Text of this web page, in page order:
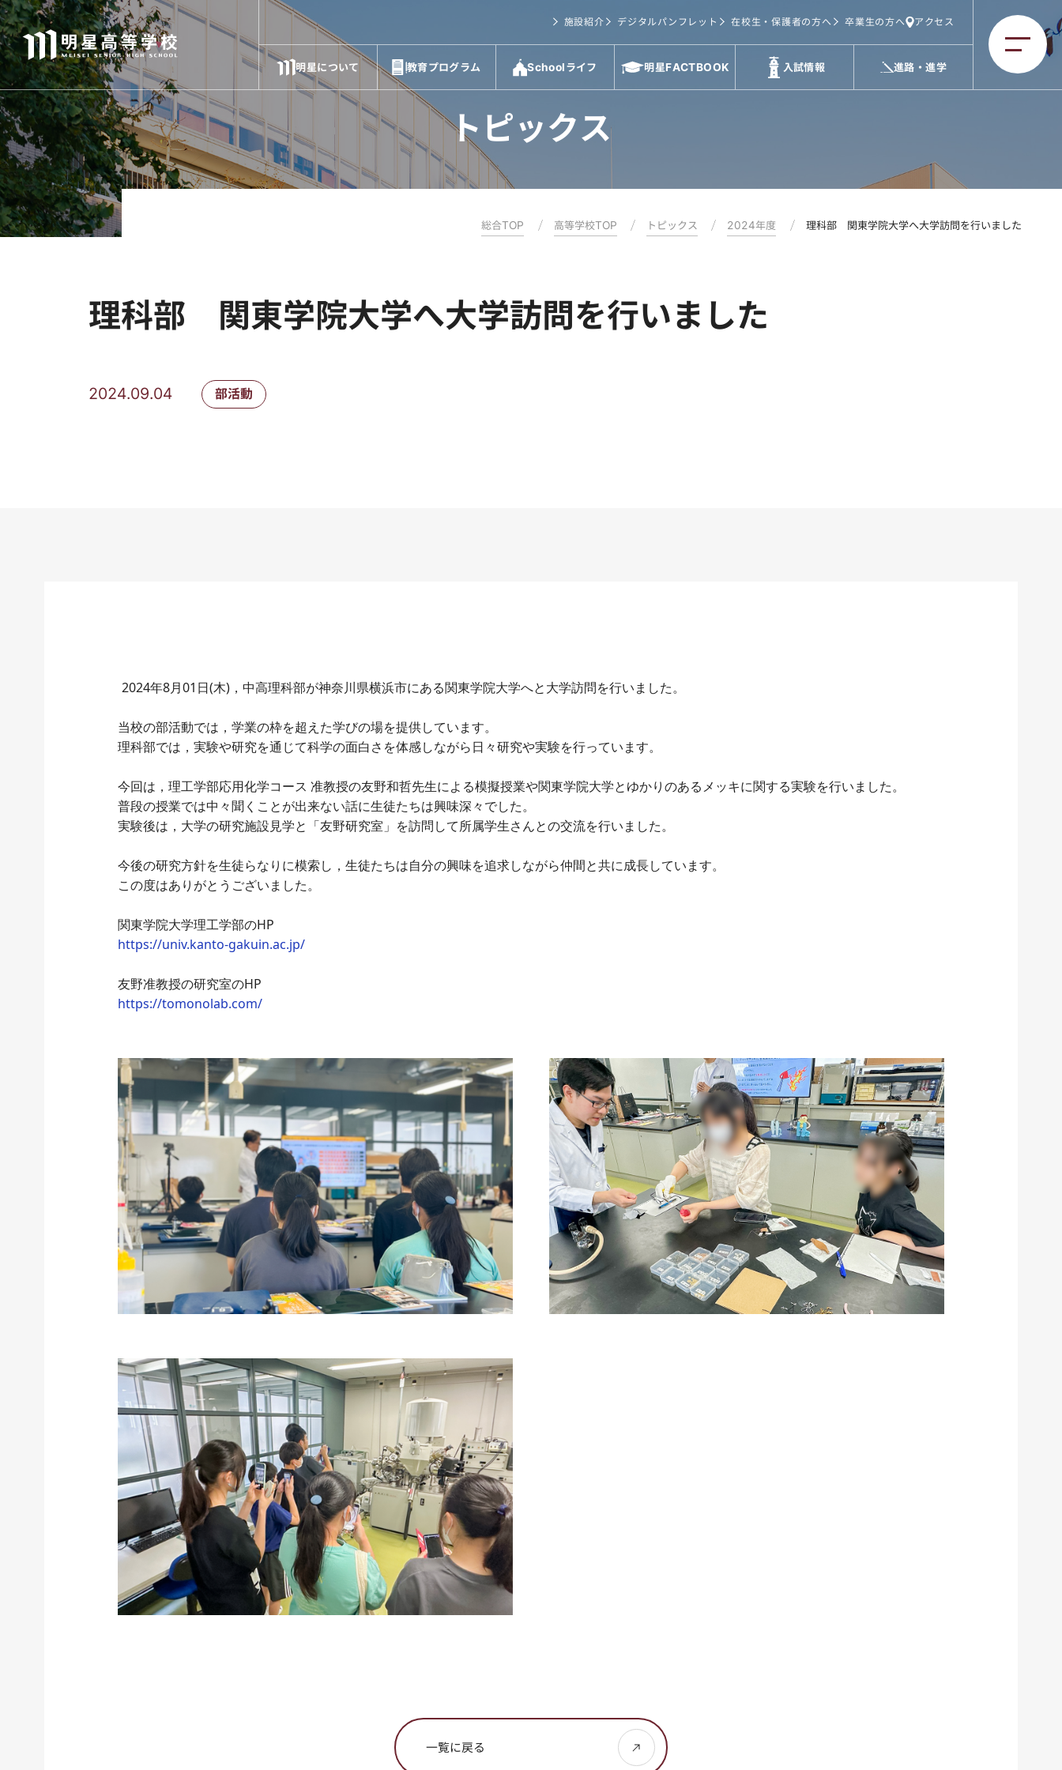
施設紹介 デジタルパンフレット 在校生・保護者の方へ 卒業生の方へ アクセス
明星について 教育プログラム Schoolライフ 明星FACTBOOK 入試情報 進路・進学
トピックス
総合TOP 高等学校TOP トピックス 2024年度 理科部 関東学院大学へ大学訪問を行いました
理科部 関東学院大学へ大学訪問を行いました
2024.09.04 部活動
2024年8月01日(木)，中高理科部が神奈川県横浜市にある関東学院大学へと大学訪問を行いました。
当校の部活動では，学業の枠を超えた学びの場を提供しています。
理科部では，実験や研究を通じて科学の面白さを体感しながら日々研究や実験を行っています。
今回は，理工学部応用化学コース 准教授の友野和哲先生による模擬授業や関東学院大学とゆかりのあるメッキに関する実験を行いました。
普段の授業では中々聞くことが出来ない話に生徒たちは興味深々でした。
実験後は，大学の研究施設見学と「友野研究室」を訪問して所属学生さんとの交流を行いました。
今後の研究方針を生徒らなりに模索し，生徒たちは自分の興味を追求しながら仲間と共に成長しています。
この度はありがとうございました。
関東学院大学理工学部のHP
https://univ.kanto-gakuin.ac.jp/
友野准教授の研究室のHP
https://tomonolab.com/
一覧に戻る